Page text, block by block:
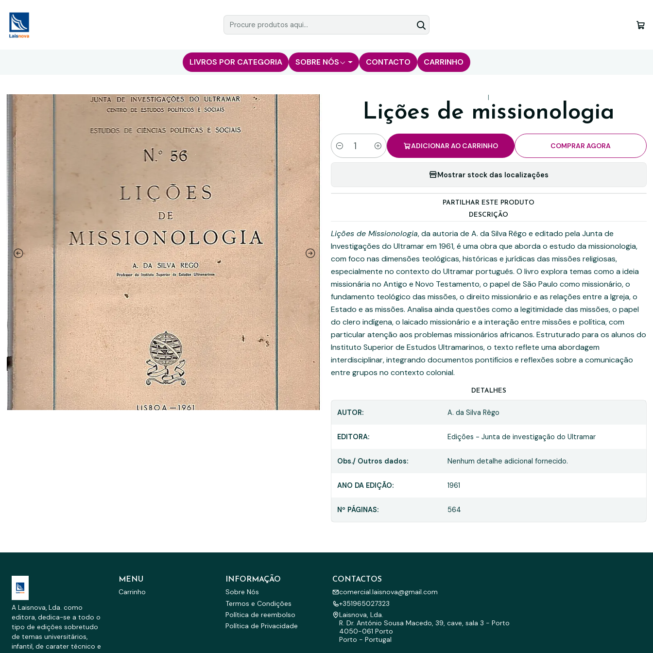
LIVROS POR CATEGORIA SOBRE NÓS CONTACTO CARRINHO
|
Lições de missionologia
Quantidade
ADICIONAR AO CARRINHO COMPRAR AGORA
Mostrar stock das localizações
PARTILHAR ESTE PRODUTO
DESCRIÇÃO
Lições de Missionologia, da autoria de A. da Silva Rêgo e editado pela Junta de
Investigações do Ultramar em 1961, é uma obra que aborda o estudo da missionologia,
com foco nas dimensões teológicas, históricas e jurídicas das missões religiosas,
especialmente no contexto do Ultramar português. O livro explora temas como a ideia
missionária no Antigo e Novo Testamento, o papel de São Paulo como missionário, o
fundamento teológico das missões, o direito missionário e as relações entre a Igreja, o
Estado e as missões. Analisa ainda questões como a legitimidade das missões, o papel
do clero indígena, o laicado missionário e a interação entre missões e política, com
particular atenção aos problemas missionários africanos. Estruturado para os alunos do
Instituto Superior de Estudos Ultramarinos, o texto reflete uma abordagem
interdisciplinar, integrando documentos pontifícios e reflexões sobre a comunicação
entre grupos no contexto colonial.
DETALHES
AUTOR: A. da Silva Rêgo
EDITORA: Edições - Junta de investigação do Ultramar
Obs./ Outros dados: Nenhum detalhe adicional fornecido.
ANO DA EDIÇÃO: 1961
Nº PÁGINAS: 564
A Laisnova, Lda. como
editora, dedica-se a todo o
tipo de edições sobretudo
de temas universitários,
infantil, de carater técnico e
MENU
Carrinho
INFORMAÇÃO
Sobre Nós
Termos e Condições
Política de reembolso
Política de Privacidade
CONTACTOS
comercial.laisnova@gmail.com
+351965027323
Laisnova, Lda.
R. Dr. António Sousa Macedo, 39, cave, sala 3 - Porto
4050-061 Porto
Porto - Portugal